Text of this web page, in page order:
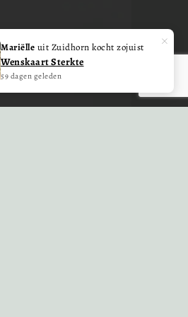
Mariëlle uit Zuidhorn kocht zojuist
Wenskaart Sterkte
59 dagen geleden
×